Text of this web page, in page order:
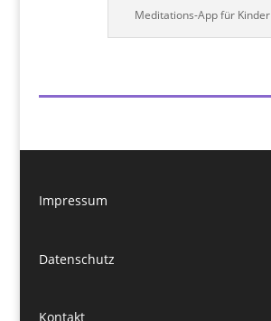
Meditations-App für Kinder
Impressum
Datenschutz
Kontakt